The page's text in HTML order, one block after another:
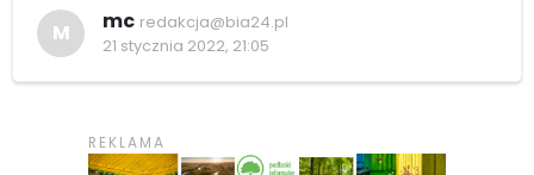
M mc redakcja@bia24.pl
21 stycznia 2022, 21:05